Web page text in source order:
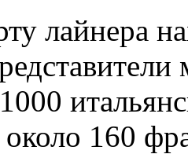
лайнера
160